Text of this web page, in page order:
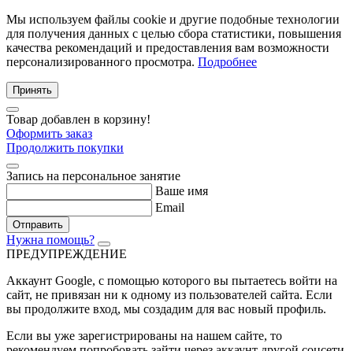
Мы используем файлы cookie и другие подобные технологии
для получения данных с целью сбора статистики, повышения
качества рекомендаций и предоставления вам возможности
персонализированного просмотра. Подробнее
Принять
Товар добавлен в корзину!
Оформить заказ
Продолжить покупки
Запись на персональное занятие
Ваше имя
Email
Отправить
Нужна помощь?
ПРЕДУПРЕЖДЕНИЕ
Аккаунт Google, с помощью которого вы пытаетесь войти на
сайт, не привязан ни к одному из пользователей сайта. Если
вы продолжите вход, мы создадим для вас новый профиль.
Если вы уже зарегистрированы на нашем сайте, то